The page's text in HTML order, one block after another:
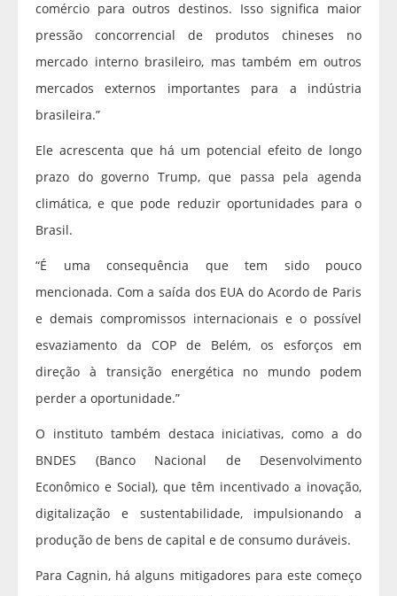
comércio para outros destinos. Isso significa maior
pressão concorrencial de produtos chineses no
mercado interno brasileiro, mas também em outros
mercados externos importantes para a indústria
brasileira.”
Ele acrescenta que há um potencial efeito de longo
prazo do governo Trump, que passa pela agenda
climática, e que pode reduzir oportunidades para o
Brasil.
“É uma consequência que tem sido pouco
mencionada. Com a saída dos EUA do Acordo de Paris
e demais compromissos internacionais e o possível
esvaziamento da COP de Belém, os esforços em
direção à transição energética no mundo podem
perder a oportunidade.”
O instituto também destaca iniciativas, como a do
BNDES (Banco Nacional de Desenvolvimento
Econômico e Social), que têm incentivado a inovação,
digitalização e sustentabilidade, impulsionando a
produção de bens de capital e de consumo duráveis.
Para Cagnin, há alguns mitigadores para este começo